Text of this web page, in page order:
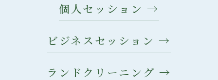
個人セッション →
ビジネスセッション →
ランドクリーニング →